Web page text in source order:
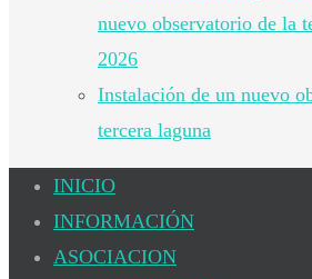
nuevo observatorio de la
2026
Instalación de un nuevo
tercera laguna
INICIO
INFORMACIÓN
ASOCIACION